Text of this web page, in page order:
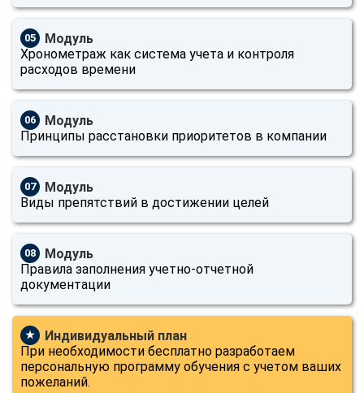
05
Модуль
Хронометраж как система учета и контроля
расходов времени
06
Модуль
Принципы расстановки приоритетов в компании
07
Модуль
Виды препятствий в достижении целей
08
Модуль
Правила заполнения учетно-отчетной
документации
★
Индивидуальный план
При необходимости бесплатно разработаем
персональную программу обучения с учетом ваших
пожеланий.